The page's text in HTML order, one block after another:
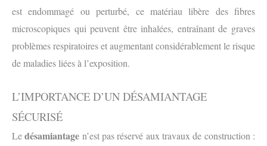
est endommagé ou perturbé, ce matériau libère des fibres
microscopiques qui peuvent être inhalées, entraînant de graves
problèmes respiratoires et augmentant considérablement le risque
de maladies liées à l’exposition.
L’IMPORTANCE D’UN DÉSAMIANTAGE
SÉCURISÉ
Ledésamiantage n’est pas réservé aux travaux de construction :